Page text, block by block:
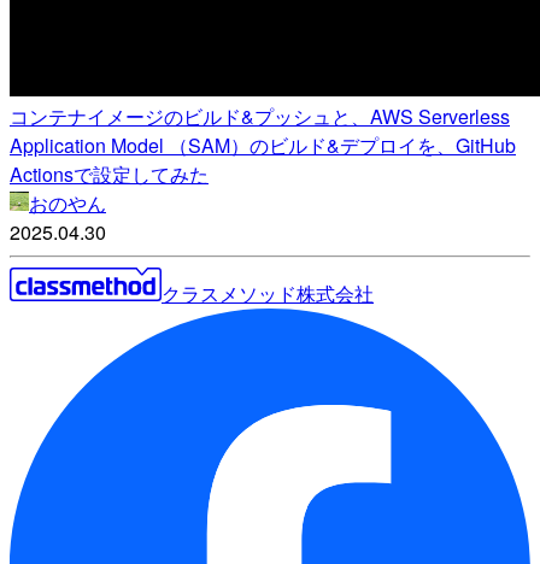
コンテナイメージのビルド&プッシュと、AWS Serverless
Application Model （SAM）のビルド&デプロイを、GitHub
Actionsで設定してみた
おのやん
2025.04.30
クラスメソッド株式会社